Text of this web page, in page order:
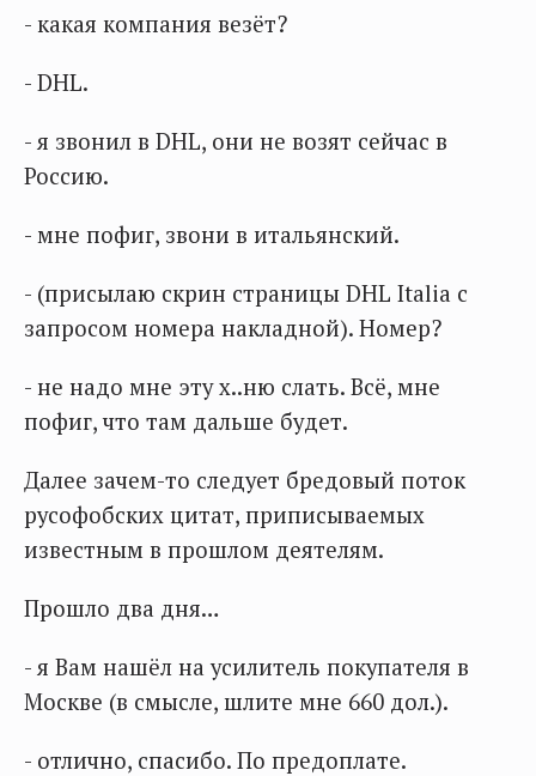
- какая компания везёт?
- DHL.
- я звонил в DHL, они не возят сейчас в
Россию.
- мне пофиг, звони в итальянский.
- (присылаю скрин страницы DHL Italia с
запросом номера накладной). Номер?
- не надо мне эту х..ню слать. Всё, мне
пофиг, что там дальше будет.
Далее зачем-то следует бредовый поток
русофобских цитат, приписываемых
известным в прошлом деятелям.
Прошло два дня…
- я Вам нашёл на усилитель покупателя в
Москве (в смысле, шлите мне 660 дол.).
- отлично, спасибо. По предоплате.